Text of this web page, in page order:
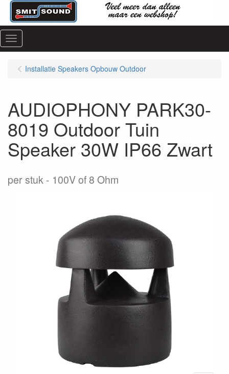
Menu
Installatie Speakers Opbouw Outdoor
AUDIOPHONY PARK30-
8019 Outdoor Tuin
Speaker 30W IP66 Zwart
per stuk 100V of 8 Ohm